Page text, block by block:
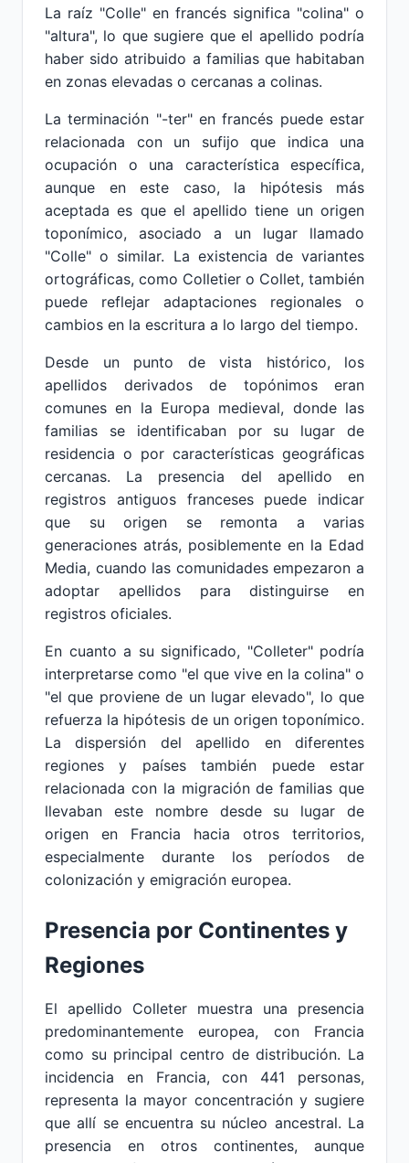
La raíz "Colle" en francés significa "colina" o
"altura", lo que sugiere que el apellido podría
haber sido atribuido a familias que habitaban
en zonas elevadas o cercanas a colinas.
La terminación "-ter" en francés puede estar
relacionada con un sufijo que indica una
ocupación o una característica específica,
aunque en este caso, la hipótesis más
aceptada es que el apellido tiene un origen
toponímico, asociado a un lugar llamado
"Colle" o similar. La existencia de variantes
ortográficas, como Colletier o Collet, también
puede reflejar adaptaciones regionales o
cambios en la escritura a lo largo del tiempo.
Desde un punto de vista histórico, los
apellidos derivados de topónimos eran
comunes en la Europa medieval, donde las
familias se identificaban por su lugar de
residencia o por características geográficas
cercanas. La presencia del apellido en
registros antiguos franceses puede indicar
que su origen se remonta a varias
generaciones atrás, posiblemente en la Edad
Media, cuando las comunidades empezaron a
adoptar apellidos para distinguirse en
registros oficiales.
En cuanto a su significado, "Colleter" podría
interpretarse como "el que vive en la colina" o
"el que proviene de un lugar elevado", lo que
refuerza la hipótesis de un origen toponímico.
La dispersión del apellido en diferentes
regiones y países también puede estar
relacionada con la migración de familias que
llevaban este nombre desde su lugar de
origen en Francia hacia otros territorios,
especialmente durante los períodos de
colonización y emigración europea.
Presencia por Continentes y
Regiones
El apellido Colleter muestra una presencia
predominantemente europea, con Francia
como su principal centro de distribución. La
incidencia en Francia, con 441 personas,
representa la mayor concentración y sugiere
que allí se encuentra su núcleo ancestral. La
presencia en otros continentes, aunque